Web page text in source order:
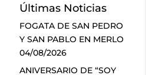
Últimas Noticias
FOGATA DE SAN PEDRO
Y SAN PABLO EN MERLO
04/08/2026
ANIVERSARIO DE “SOY